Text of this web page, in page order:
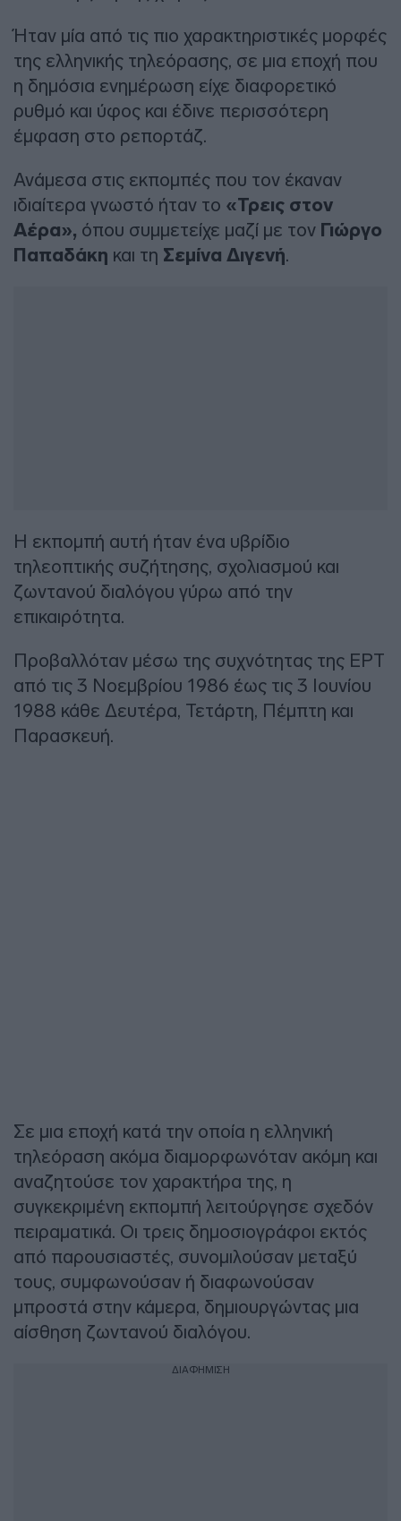
Ήταν μία από τις πιο χαρακτηριστικές μορφές
της ελληνικής τηλεόρασης, σε μια εποχή που
η δημόσια ενημέρωση είχε διαφορετικό
ρυθμό και ύφος και έδινε περισσότερη
έμφαση στο ρεπορτάζ.
Ανάμεσα στις εκπομπές που τον έκαναν
ιδιαίτερα γνωστό ήταν το «Τρεις στον
Αέρα», όπου συμμετείχε μαζί με τον Γιώργο
Παπαδάκη και τη Σεμίνα Διγενή.
Η εκπομπή αυτή ήταν ένα υβρίδιο
τηλεοπτικής συζήτησης, σχολιασμού και
ζωντανού διαλόγου γύρω από την
επικαιρότητα.
Προβαλλόταν μέσω της συχνότητας της ΕΡΤ
από τις 3 Νοεμβρίου 1986 έως τις 3 Ιουνίου
1988 κάθε Δευτέρα, Τετάρτη, Πέμπτη και
Παρασκευή.
Σε μια εποχή κατά την οποία η ελληνική
τηλεόραση ακόμα διαμορφωνόταν ακόμη και
αναζητούσε τον χαρακτήρα της, η
συγκεκριμένη εκπομπή λειτούργησε σχεδόν
πειραματικά. Οι τρεις δημοσιογράφοι εκτός
από παρουσιαστές, συνομιλούσαν μεταξύ
τους, συμφωνούσαν ή διαφωνούσαν
μπροστά στην κάμερα, δημιουργώντας μια
αίσθηση ζωντανού διαλόγου.
ΔΙΑΦΗΜΙΣΗ